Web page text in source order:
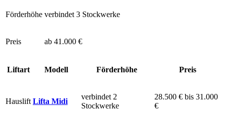
Förderhöhe verbindet 3 Stockwerke
Preis ab 41.000 €
Liftart Modell Förderhöhe Preis
Hauslift Lifta Midi
verbindet 2
Stockwerke
28.500 € bis 31.000
€